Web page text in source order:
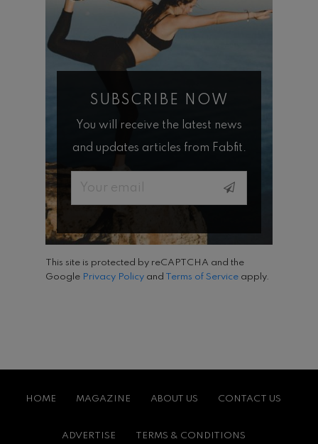
SUBSCRIBE NOW
You will receive the latest news
and updates articles from Fabfit.
Email
This site is protected by reCAPTCHA and the
Google Privacy Policy and Terms of Service apply.
HOME MAGAZINE ABOUT US CONTACT US
ADVERTISE TERMS & CONDITIONS